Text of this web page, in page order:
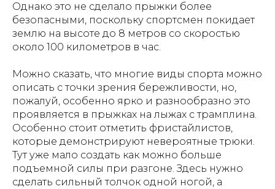
Однако это не сделало прыжки более
безопасными, поскольку спортсмен покидает
землю на высоте до 8 метров со скоростью
около 100 километров в час.
Можно сказать, что многие виды спорта можно
описать с точки зрения бережливости, но,
пожалуй, особенно ярко и разнообразно это
проявляется в прыжках на лыжах с трамплина.
Особенно стоит отметить фристайлистов,
которые демонстрируют невероятные трюки.
Тут уже мало создать как можно больше
подъемной силы при разгоне. Здесь нужно
сделать сильный толчок одной ногой, а